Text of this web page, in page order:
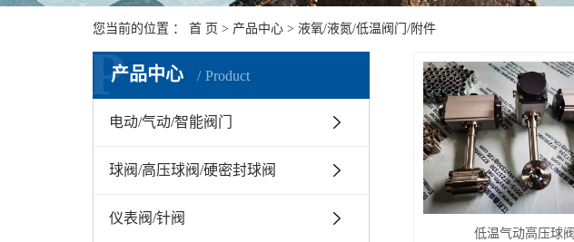
您当前的位置 ： 首 页 > 产品中心 > 液氧/液氮/低温阀门/附件
产品中心 Product
P
电动/气动/智能阀门
球阀/高压球阀/硬密封球阀
仪表阀/针阀
低温气动高压球阀